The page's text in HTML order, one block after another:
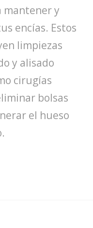
mantener y
encías. Estos
limpiezas
y alisado
cirugías
bolsas
el hueso